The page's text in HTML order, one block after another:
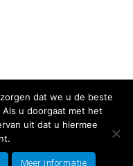
-Sitemap
dat we u de beste
u doorgaat met het
uit dat u hiermee
Meer informatie